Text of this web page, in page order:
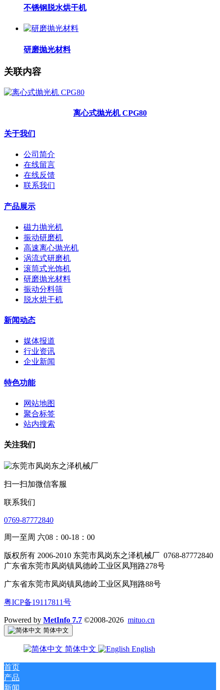
不锈钢脱水烘干机
研磨抛光材料
关联内容
离心式抛光机 CPG80
关于我们
公司简介
在线留言
在线反馈
联系我们
产品展示
磁力抛光机
振动研磨机
高速离心抛光机
涡流式研磨机
滚筒式光饰机
研磨抛光材料
振动分料筛
脱水烘干机
新闻动态
媒体报道
行业资讯
企业新闻
特色功能
网站地图
聚合标签
站内搜索
关注我们
扫一扫加微信客服
联系我们
0769-87772840
周一至周 六08：00-18：00
版权所有 2006-2010 东莞市凤岗东之泽机械厂 0768-87772840
广东省东莞市凤岗镇凤德岭工业区凤翔路278号
广东省东莞市凤岗镇凤德岭工业区凤翔路88号
粤ICP备19117811号
Powered by MetInfo 7.7 ©2008-2026 mituo.cn
简体中文
简体中文 English
首页
产品
新闻